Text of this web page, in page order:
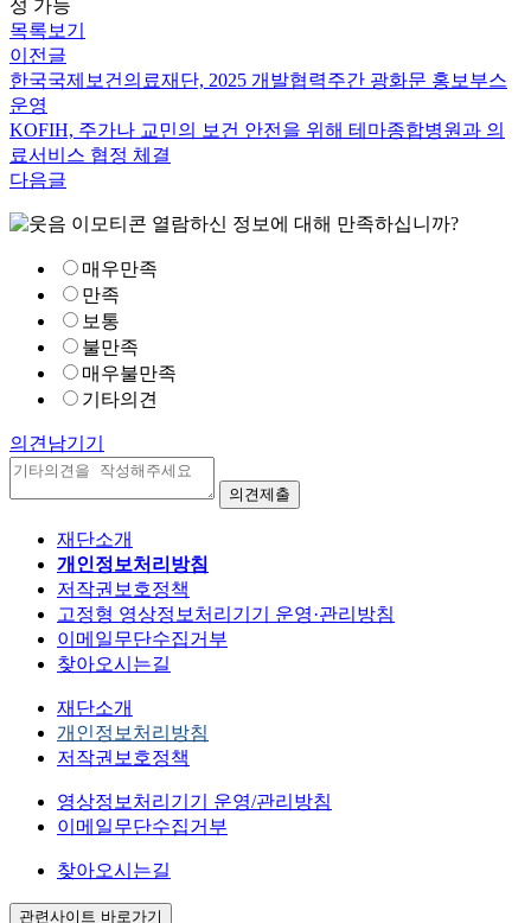
목록보기
이전글
한국국제보건의료재단, 2025 개발협력주간 광화문 홍보부스
운영
KOFIH, 주가나 교민의 보건 안전을 위해 테마종합병원과 의
료서비스 협정 체결
다음글
열람하신 정보에 대해 만족하십니까?
매우만족
만족
보통
불만족
매우불만족
기타의견
의견남기기
재단소개
개인정보처리방침
저작권보호정책
고정형 영상정보처리기기 운영·관리방침
이메일무단수집거부
찾아오시는길
재단소개
개인정보처리방침
저작권보호정책
영상정보처리기기 운영/관리방침
이메일무단수집거부
찾아오시는길
관련사이트 바로가기